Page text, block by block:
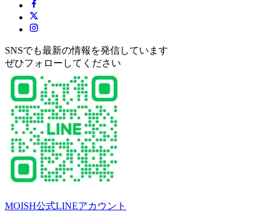
SNSでも最新の情報を発信しています
ぜひフォローしてください
MOISH公式LINEアカウント